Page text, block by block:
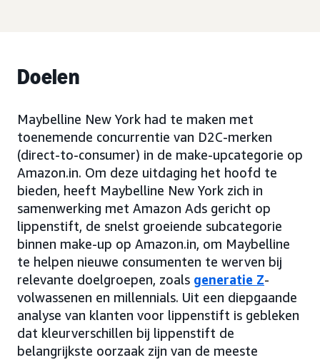
Doelen
Maybelline New York had te maken met
toenemende concurrentie van D2C-merken
(direct-to-consumer) in de make-upcategorie op
Amazon.in. Om deze uitdaging het hoofd te
bieden, heeft Maybelline New York zich in
samenwerking met Amazon Ads gericht op
lippenstift, de snelst groeiende subcategorie
binnen make-up op Amazon.in, om Maybelline
te helpen nieuwe consumenten te werven bij
relevante doelgroepen, zoals generatie Z-
volwassenen en millennials. Uit een diepgaande
analyse van klanten voor lippenstift is gebleken
dat kleurverschillen bij lippenstift de
belangrijkste oorzaak zijn van de meeste